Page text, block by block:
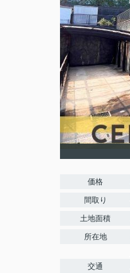
価格
間取り
土地面積
所在地
交通